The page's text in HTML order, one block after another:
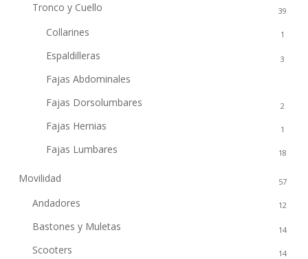
Tronco y Cuello 39
Collarines 1
Espaldilleras 3
Fajas Abdominales
Fajas Dorsolumbares 2
Fajas Hernias 1
Fajas Lumbares 18
Movilidad 57
Andadores 12
Bastones y Muletas 14
Scooters 14